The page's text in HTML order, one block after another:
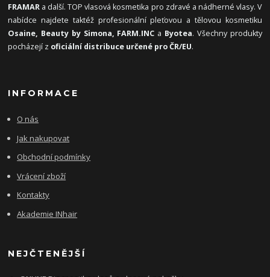
FRAMAR a další. TOP vlasová kosmetika pro zdravé a nádherné vlasy. V
nabídce najdete taktéž profesionální pleťovou a tělovou kosmetiku
Osaine, Beauty by Simona, FARM.INC a Byotea. Všechny produkty
pocházejí z oficiální distribuce určené pro ČR/EU.
INFORMACE
O nás
Jak nakupovat
Obchodní podmínky
Vrácení zboží
Kontakty
Akademie INhair
NEJČTENĚJŠÍ